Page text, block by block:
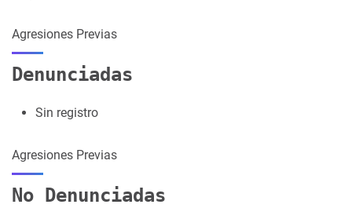
Agresiones Previas
Denunciadas
Sin registro
Agresiones Previas
No Denunciadas